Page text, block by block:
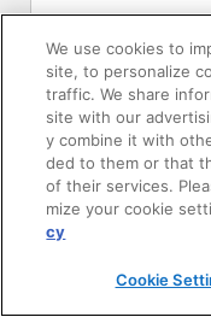
簡易設計見積ソフト
R&Dセンター環境測
商品マスター申し込み
We use cookies to
site, to personalize
traffic. We share
site with our
y combine it with
ded to them or that
of their services.
mize your cookie
cy
Cookie